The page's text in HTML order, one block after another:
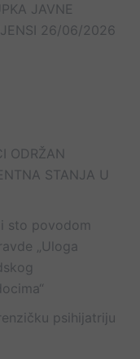
JAVNE
26/06/2026
ODRŽAN
STANJA U
sto povodom
„Uloga
psihijatriju